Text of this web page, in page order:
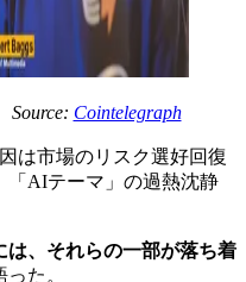
Source: Cointelegraph
は市場のリスク選好回復
「AIテーマ」の過熱沈静
は、それらの一部が落ち着
た。